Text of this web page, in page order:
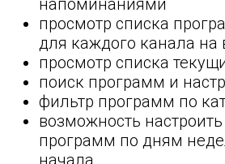
напоминаниями
просмотр списка
для каждого канала
просмотр списка
поиск программ и
фильтр программ по
возможность
программ по дням
начала